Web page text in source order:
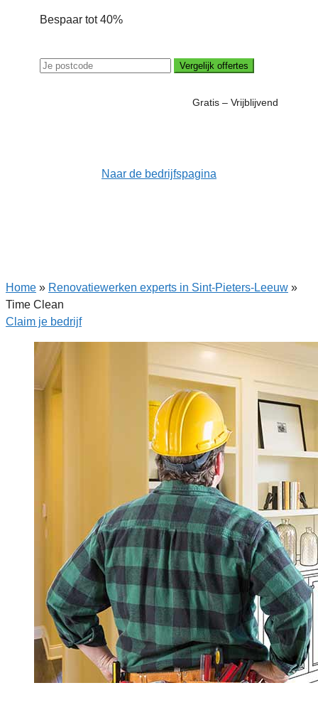
Bespaar tot 40%
Vergelijk offertes
Gratis – Vrijblijvend
Naar de bedrijfspagina
Home » Renovatiewerken experts in Sint-Pieters-Leeuw »
Time Clean
Claim je bedrijf